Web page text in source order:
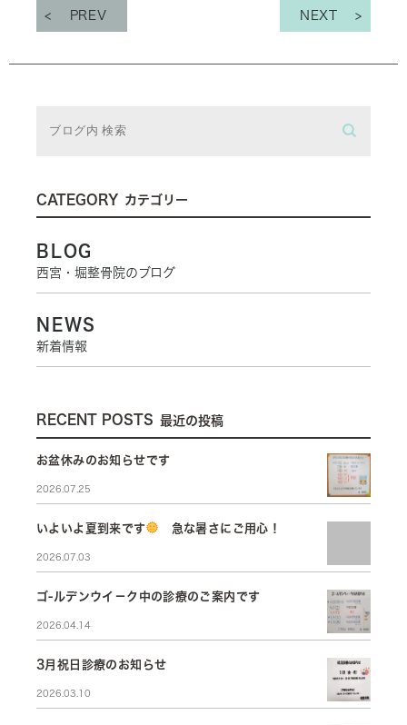
PREV NEXT
CATEGORY カテゴリー
BLOG
西宮・堀整骨院のブログ
NEWS
新着情報
RECENT POSTS 最近の投稿
お盆休みのお知らせです
2026.07.25
いよいよ夏到来です 急な暑さにご用心！
2026.07.03
ゴ-ルデンウイ－ク中の診療のご案内です
2026.04.14
3月祝日診療のお知らせ
2026.03.10